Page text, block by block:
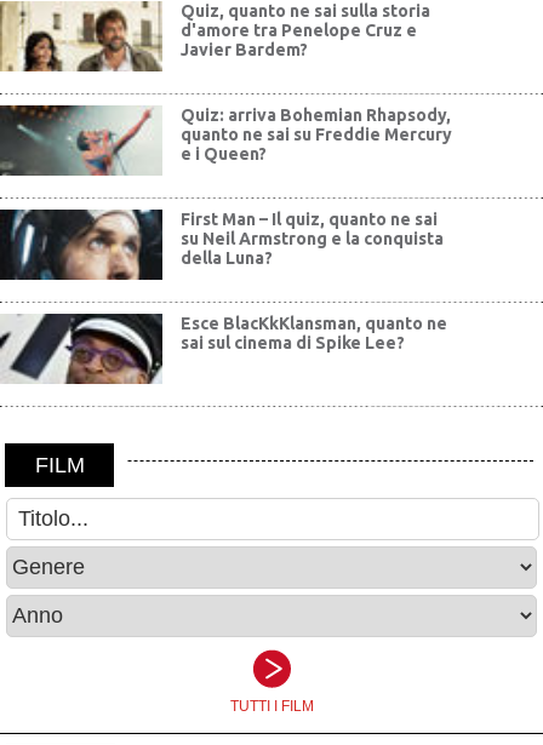
Quiz, quanto ne sai sulla storia
d'amore tra Penelope Cruz e
Javier Bardem?
Quiz: arriva Bohemian Rhapsody,
quanto ne sai su Freddie Mercury
e i Queen?
First Man – Il quiz, quanto ne sai
su Neil Armstrong e la conquista
della Luna?
Esce BlacKkKlansman, quanto ne
sai sul cinema di Spike Lee?